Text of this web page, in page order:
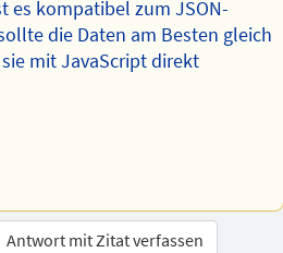
es kompatibel zum JSON-
die Daten am Besten gleich
mit JavaScript direkt
Antwort mit Zitat verfassen